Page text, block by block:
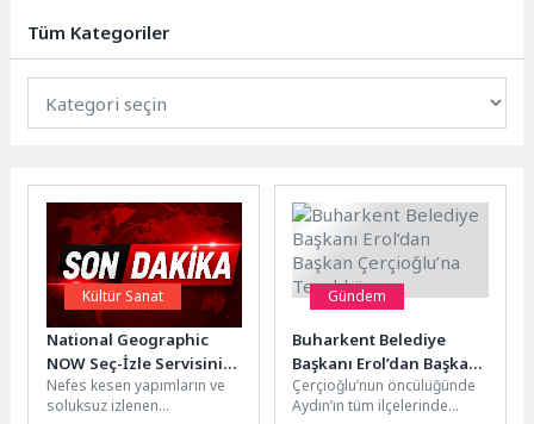
çocuklara...
Tüm Kategoriler
Kültür Sanat
National Geographic
NOW Seç-İzle Servisinin
Temmuz Ayı Teması
‘Köpekbalığı Festivali’!
Nefes kesen yapımların ve
soluksuz izlenen
Gündem
Buharkent Belediye
Başkanı Erol’dan Başkan
Çerçioğlu’na Teşekkür
Çerçioğlu’nun öncülüğünde
Aydın’ın tüm ilçelerinde